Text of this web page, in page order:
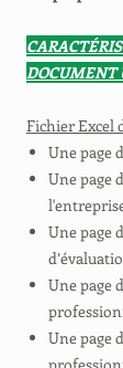
DOCUMENT
Fichier Excel
Une page
Une page
Une page
Une page
Une page